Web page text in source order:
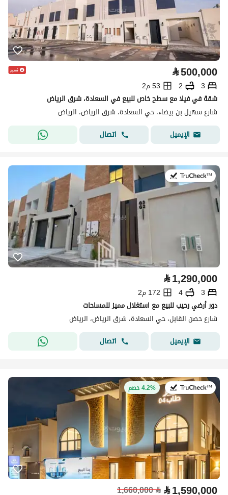
⃁500,000
3
2
53 م2
شقة في فيلا مع سطح خاص للبيع في السعادة، شرق الرياض
شارع سهيل بن بيضاء، حي السعادة، شرق الرياض، الرياض
الإيميل
اتصال
في:2 أغسطس 2026
⃁1,290,000
3
4
172 م2
دور أرضي رحيب للبيع مع استغلال مميز للمساحات
شارع حصن القابل، حي السعادة، شرق الرياض، الرياض
الإيميل
اتصال
في:11 يوليو 20264.2% خصم
⃁1,590,000
⃁
1,660,000